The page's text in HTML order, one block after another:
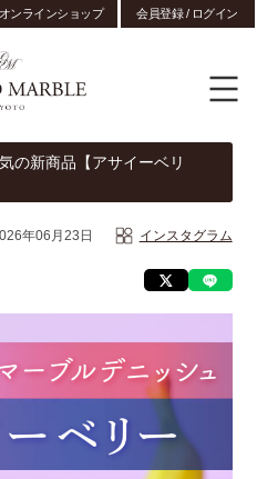
オンラインショップ 会員登録 / ログイン
の新商品【アサイーベリ
年06月23日 インスタグラム